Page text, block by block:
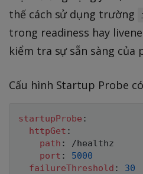
thế cách sử dụng trường
trong readiness hay
kiểm tra sự sẵn sàng của
Cấu hình Startup Probe
startupProbe :
httpGet :
path :
/healthz
port :
5000
failureThreshold :
30